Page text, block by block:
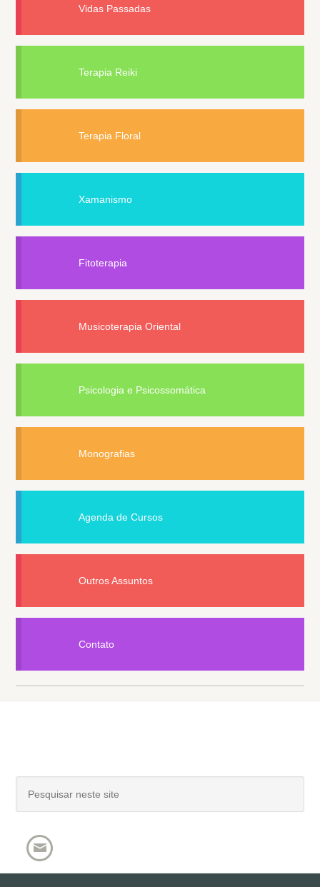
Vidas Passadas
Terapia Reiki
Terapia Floral
Xamanismo
Fitoterapia
Musicoterapia Oriental
Psicologia e Psicossomática
Monografias
Agenda de Cursos
Outros Assuntos
Contato